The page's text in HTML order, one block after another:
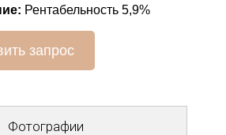
Рентабельность 5,9%
запрос
Фотографии